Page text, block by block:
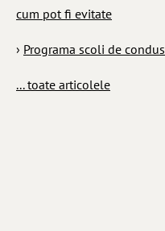
cum pot fi evitate
› Programa scoli de condus
... toate articolele